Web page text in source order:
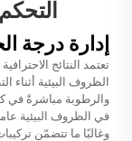
إدارة درجة
الظروف البيئية
والرطوبة مباشرةً في
في الظروف البيئية
وغالبًا ما تتضمّن